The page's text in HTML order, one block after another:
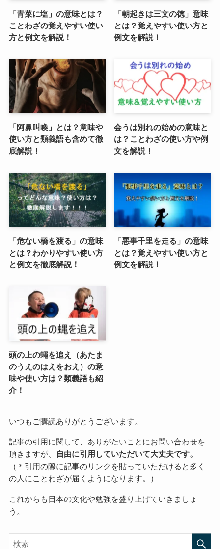
「青菜に塩」の意味とは？
ことわざの覚えやすい使い
方と例文を解説！
「朝起きは三文の徳」意味
とは？覚えやすい使い方と
例文を解説！
「阿鼻叫喚」とは？意味や
使い方と類義語も含めて徹
底解説！
会うは別れの始めの意味と
は？ことわざの使い方や例
文を解説！
「危ない橋を渡る」の意味
とは？わかりやすい使い方
と例文を徹底解説！
「悪事千里を走る」の意味
とは？覚えやすい使い方と
例文を解説！
頭の上の蠅を追え（あたま
のうえのはえをおえ）の意
味や使い方は？類義語も紹
介！
いつもご購読ありがとうございます。
記事の引用に関して、ありがたいことにお問い合わせを
頂きますが、
自由に引用していただいて大丈夫です。
（＊引用の際に記事のリンクを貼っていただけると多く
の人にことわざが届くようになります。）
これからも日本の文化や勉強を盛り上げていきましょ
う。